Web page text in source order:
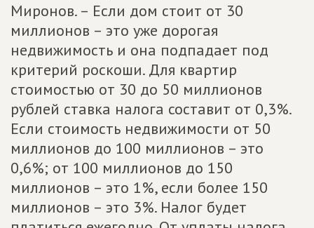
Миронов. – Если дом стоит от 30
миллионов – это уже дорогая
недвижимость и она подпадает под
критерий роскоши. Для квартир
стоимостью от 30 до 50 миллионов
рублей ставка налога составит от 0,3%.
Если стоимость недвижимости от 50
миллионов до 100 миллионов – это
0,6%; от 100 миллионов до 150
миллионов – это 1%, если более 150
миллионов – это 3%. Налог будет